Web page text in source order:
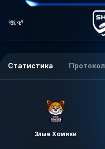
Статистика Протокол
Злые Хомяки